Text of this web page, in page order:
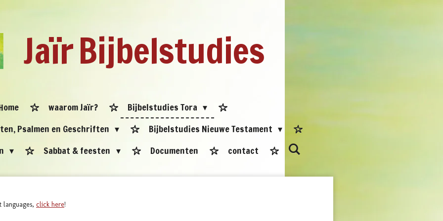
JaïrBijbelstudies
waarom Jaïr?
Bijbelstudies Tora
Psalmen en Geschriften
Bijbelstudies Nieuwe Testament
Sabbat & feesten Documenten contact
languages, click here!